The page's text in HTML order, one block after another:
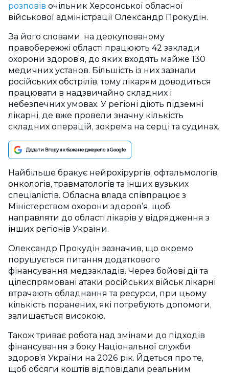
розповів очільник Херсонської обласної
військової адміністрації Олександр Прокудін.
За його словами, на деокупованому
правобережжі області працюють 42 заклади
охорони здоров’я, до яких входять майже 130
медичних установ. Більшість із них зазнали
російських обстрілів, тому лікарям доводиться
працювати в надзвичайно складних і
небезпечних умовах. У регіоні діють підземні
лікарні, де вже провели значну кількість
складних операцій, зокрема на серці та судинах.
Додати Вгору як бажане джерело в Google
Найбільше бракує нейрохірургів, офтальмологів,
онкологів, травматологів та інших вузьких
спеціалістів. Обласна влада співпрацює з
Міністерством охорони здоров’я, щоб
направляти до області лікарів у відрядження з
інших регіонів України.
Олександр Прокудін зазначив, що окремо
порушується питання додаткового
фінансування медзакладів. Через бойові дії та
цілеспрямовані атаки російських військ лікарні
втрачають обладнання та ресурси, при цьому
кількість поранених, які потребують допомоги,
залишається високою.
Також триває робота над змінами до підходів
фінансування з боку Національної служби
здоров’я України на 2026 рік. Йдеться про те,
щоб обсяги коштів відповідали реальним